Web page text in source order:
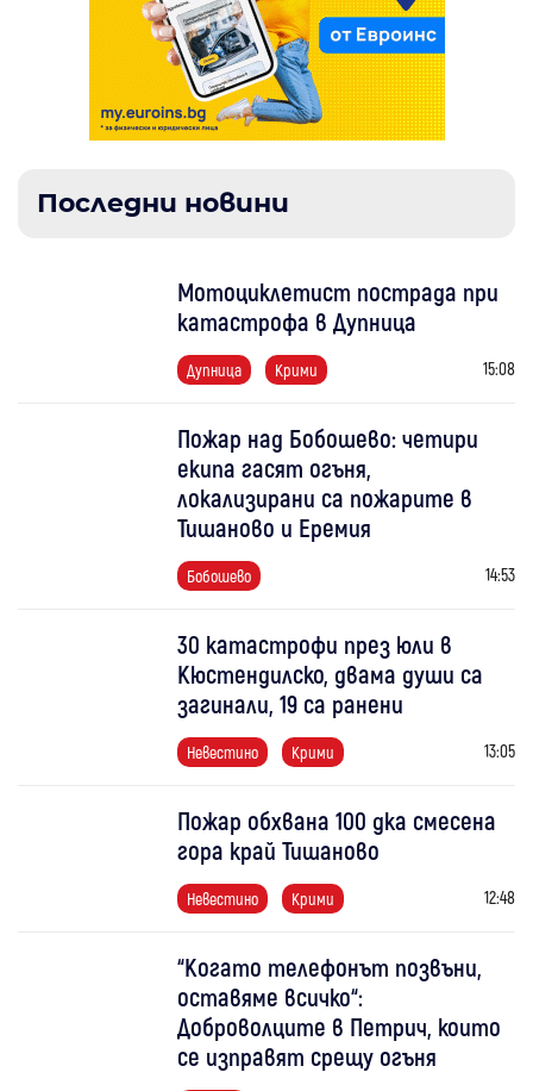
Последни новини
Мотоциклетист пострада при
катастрофа в Дупница
Дупница Крими 15:08
Пожар над Бобошево: четири
екипа гасят огъня,
локализирани са пожарите в
Тишаново и Еремия
Бобошево 14:53
30 катастрофи през юли в
Кюстендилско, двама души са
загинали, 19 са ранени
Невестино Крими 13:05
Пожар обхвана 100 дка смесена
гора край Тишаново
Невестино Крими 12:48
“Когато телефонът позвъни,
оставяме всичко“:
Доброволците в Петрич, които
се изправят срещу огъня